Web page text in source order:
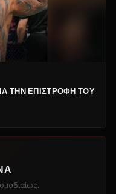
ΤΗΝ ΕΠΙΣΤΡΟΦΉ ΤΟΥ